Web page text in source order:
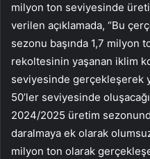
milyon ton seviyesinde
verilen açıklamada, “Bu
sezonu başında 1,7 milyon
rekoltesinin yaşanan iklim
seviyesinde gerçekleşerek
50’ler seviyesinde
2024/2025 üretim
daralmaya ek olarak
milyon ton olarak